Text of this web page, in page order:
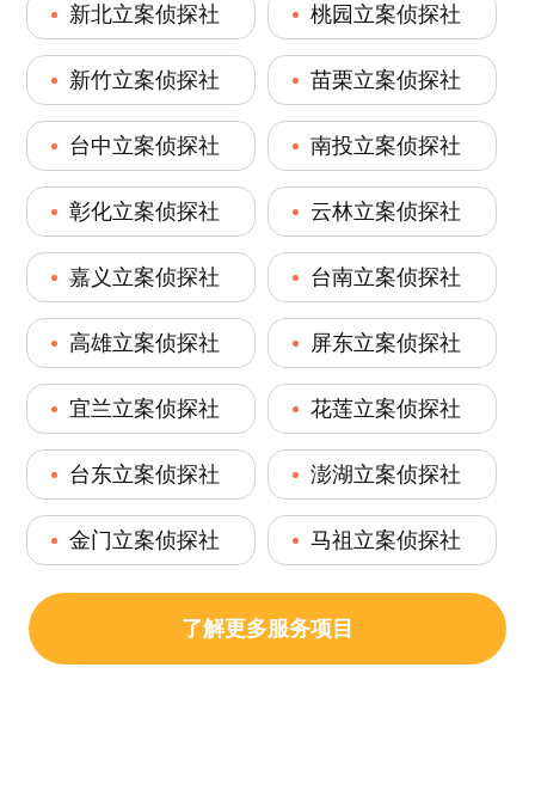
新北立案侦探社 桃园立案侦探社
新竹立案侦探社 苗栗立案侦探社
台中立案侦探社 南投立案侦探社
彰化立案侦探社 云林立案侦探社
嘉义立案侦探社 台南立案侦探社
高雄立案侦探社 屏东立案侦探社
宜兰立案侦探社 花莲立案侦探社
台东立案侦探社 澎湖立案侦探社
金门立案侦探社 马祖立案侦探社
了解更多服务项目